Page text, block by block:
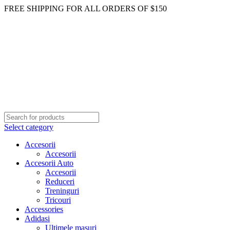
FREE SHIPPING FOR ALL ORDERS OF $150
Select category
Accesorii
Accesorii
Accesorii Auto
Accesorii
Reduceri
Treninguri
Tricouri
Accessories
Adidasi
Ultimele masuri